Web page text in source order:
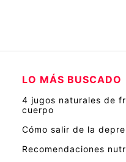
LO MÁS BUSCADO
4 jugos naturales de
cuerpo
Cómo salir de la
Recomendaciones